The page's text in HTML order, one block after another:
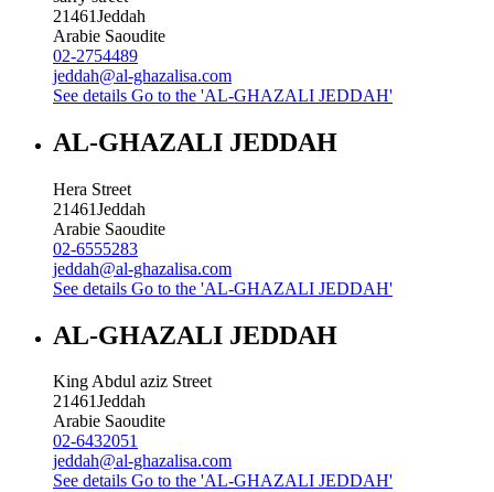
21461Jeddah
Arabie Saoudite
02-2754489
jeddah@al-ghazalisa.com
See details Go to the 'AL-GHAZALI JEDDAH'
AL-GHAZALI JEDDAH
Hera Street
21461Jeddah
Arabie Saoudite
02-6555283
jeddah@al-ghazalisa.com
See details Go to the 'AL-GHAZALI JEDDAH'
AL-GHAZALI JEDDAH
King Abdul aziz Street
21461Jeddah
Arabie Saoudite
02-6432051
jeddah@al-ghazalisa.com
See details Go to the 'AL-GHAZALI JEDDAH'